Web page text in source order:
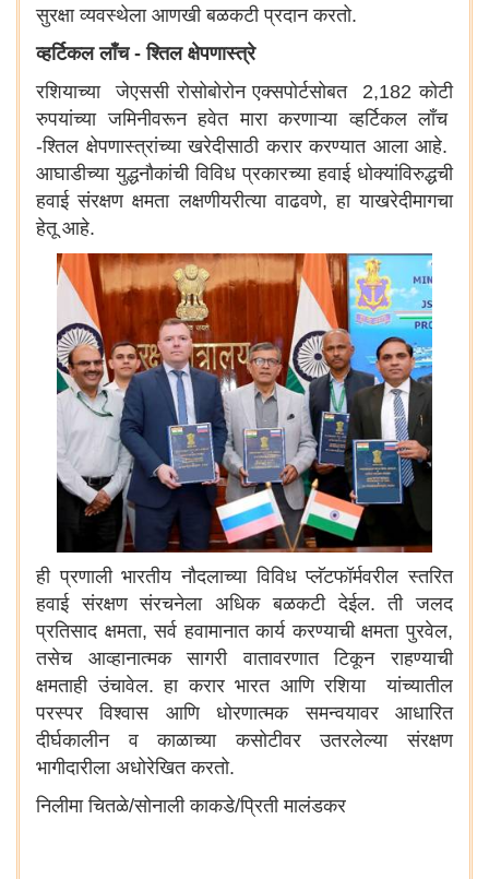
सुरक्षा व्यवस्थेला आणखी बळकटी प्रदान करतो.
व्हर्टिकल लाँच - श्तिल क्षेपणास्त्रे
रशियाच्या जेएससी रोसोबोरोन एक्सपोर्टसोबत 2,182 कोटी
रुपयांच्या जमिनीवरून हवेत मारा करणाऱ्या व्हर्टिकल लाँच
-श्तिल क्षेपणास्त्रांच्या खरेदीसाठी करार करण्यात आला आहे.
आघाडीच्या युद्धनौकांची विविध प्रकारच्या हवाई धोक्यांविरुद्धची
हवाई संरक्षण क्षमता लक्षणीयरीत्या वाढवणे, हा याखरेदीमागचा
हेतू आहे.
ही प्रणाली भारतीय नौदलाच्या विविध प्लॅटफॉर्मवरील स्तरित
हवाई संरक्षण संरचनेला अधिक बळकटी देईल. ती जलद
प्रतिसाद क्षमता, सर्व हवामानात कार्य करण्याची क्षमता पुरवेल,
तसेच आव्हानात्मक सागरी वातावरणात टिकून राहण्याची
क्षमताही उंचावेल. हा करार भारत आणि रशिया यांच्यातील
परस्पर विश्वास आणि धोरणात्मक समन्वयावर आधारित
दीर्घकालीन व काळाच्या कसोटीवर उतरलेल्या संरक्षण
भागीदारीला अधोरेखित करतो.
निलीमा चितळे/सोनाली काकडे/प्रिती मालंडकर